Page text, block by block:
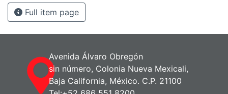
Full item page
Avenida Álvaro Obregón
sin número, Colonia Nueva Mexicali,
Baja California, México. C.P. 21100